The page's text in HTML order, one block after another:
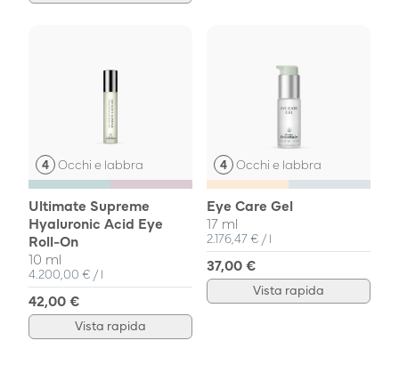
Occhi e labbra
Ultimate Supreme
Hyaluronic Acid Eye
Roll-On
10 ml
Prezzo unitario
4.200,00 € / pro
l
42,00 €
Vista rapida
Occhi e labbra
Eye Care Gel
17 ml
Prezzo unitario
2.176,47 € / pro
l
37,00 €
Vista rapida